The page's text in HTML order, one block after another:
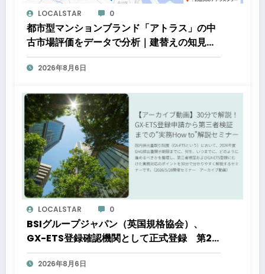
LOCALSTAR 0
都市型マンションブランド「アトラス」の中
古市場評価をデータで分析｜建替えの知見、
都心好立地、開発思想が支えるブランド価値
2026年8月6日
LOCALSTAR 0
BSIグループジャパン（英国規格協会）、
GX-ETS登録確認機関として正式登録 第2
フェーズ開始で制度対応が義務化、企業の対
応はどう変わるのか？ 法的拘束力をもつ
2026年8月6日